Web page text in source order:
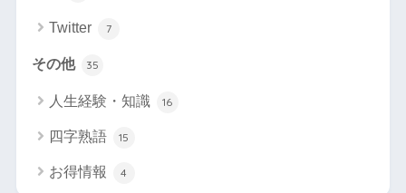
Twitter 7
その他 35
人生経験・知識 16
四字熟語 15
お得情報 4